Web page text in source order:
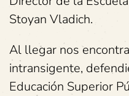
Stoyan Vladich.
Al llegar nos
intransigente,
Educación Superior